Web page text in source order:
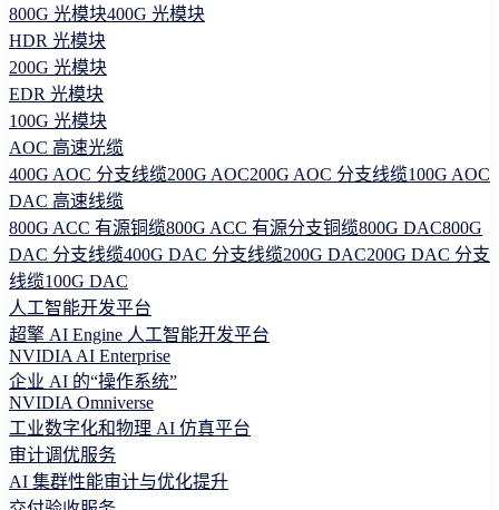
800G 光模块400G 光模块
HDR 光模块
200G 光模块
EDR 光模块
100G 光模块
AOC 高速光缆
400G AOC 分支线缆200G AOC200G AOC 分支线缆100G AOC
DAC 高速线缆
800G ACC 有源铜缆800G ACC 有源分支铜缆800G DAC800G
DAC 分支线缆400G DAC 分支线缆200G DAC200G DAC 分支
线缆100G DAC
人工智能开发平台
超擎 AI Engine 人工智能开发平台
NVIDIA AI Enterprise
企业 AI 的“操作系统”
NVIDIA Omniverse
工业数字化和物理 AI 仿真平台
审计调优服务
AI 集群性能审计与优化提升